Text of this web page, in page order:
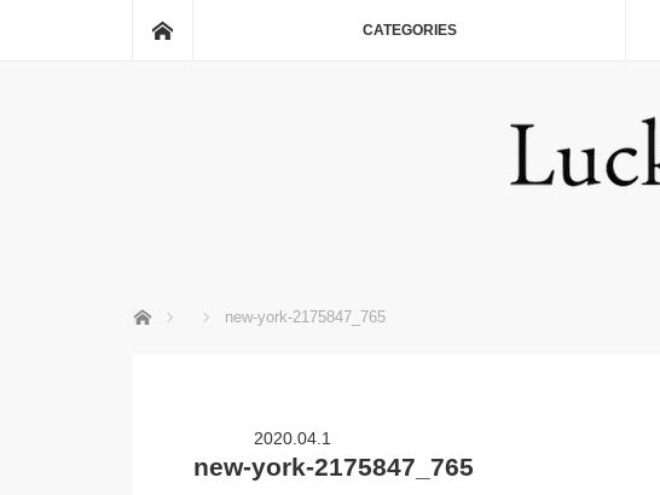
CATEGORIES
ホーム new-york-2175847_765
2020.04.1
new-york-2175847_765